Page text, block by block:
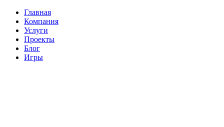
Главная
Компания
Услуги
Проекты
Блог
Игры